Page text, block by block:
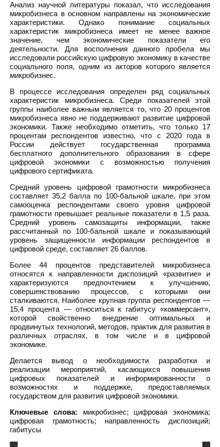
Анализ научной литературы показал, что исследования
микробизнеса в основном направлены на экономические
характеристики. Однако понимание социальных
характеристик микробизнеса имеет не менее важное
значение, чем экономические показатели его
деятельности. Для восполнения данного пробела мы
исследовали российскую цифровую экономику в качестве
социального поля, одним из акторов которого является
микробизнес.
В процессе исследования определен ряд социальных
характеристик микробизнеса. Среди показателей этой
группы наиболее важным является то, что 20 процентов
микробизнеса явно не поддерживают развитие цифровой
экономики. Также необходимо отметить, что только 17
процентам респондентов известно, что с 2020 года в
России действует государственная программа
бесплатного дополнительного образования в сфере
цифровой экономики с возможностью получения
цифрового сертификата.
Средний уровень цифровой грамотности микробизнеса
составляет 35,2 балла по 100-бальной шкале, при этом
самооценка респондентами своего уровня цифровой
грамотности превышает реальные показатели в 1,5 раза.
Средний уровень самозащиты информации, также
рассчитанный по 100-бальной шкале и показывающий
уровень защищенности информации респондентов в
цифровой среде, составляет 26 баллов.
Более 44 процентов представителей микробизнеса
относятся к направленности диспозиций «развитие» и
характеризуются предпочтением к улучшению,
совершенствованию процессов, с которыми они
сталкиваются. Наиболее крупная группа респондентов —
15,4 процента — относиться к габитусу «коммерсант»,
которой свойственно внедрение оптимальных и
продвинутых технологий, методов, практик для развития в
различных отраслях, в том числе и в цифровой
экономике.
Делается вывод о необходимости разработки и
реализации мероприятий, касающихся повышения
цифровых показателей и информированности о
возможностях и поддержке, предоставляемых
государством для развития цифровой экономики.
Ключевые слова: микробизнес; цифровая экономика;
цифровая грамотность; направленность диспозиций;
габитусы